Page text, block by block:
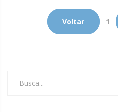
Voltar 1
Busca...